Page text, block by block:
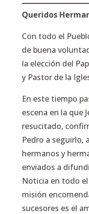
Queridos
Con todo el
de buena
la elección del
y Pastor de la
En este tiempo
escena en la que
resucitado,
Pedro a seguirlo,
hermanos y
enviados a
Noticia en todo
misión
sucesores es el